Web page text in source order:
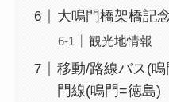
大鳴門橋架橋記
観光地情報
移動/路線バス(
門線(鳴門=徳島)